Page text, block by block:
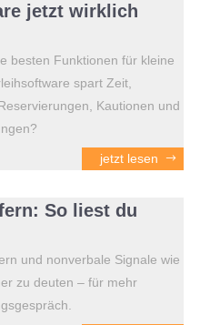
jetzt wirklich
besten Funktionen für kleine
spart Zeit,
Kautionen und
jetzt lesen
So liest du
und nonverbale Signale wie
zu deuten – für mehr